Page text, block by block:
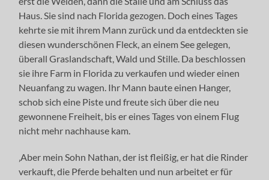
Haus. Sie sind nach Florida gezogen. Doch eines Tages
kehrte sie mit ihrem Mann zurück und da entdeckten sie
diesen wunderschönen Fleck, an einem See gelegen,
überall Graslandschaft, Wald und Stille. Da beschlossen
sie ihre Farm in Florida zu verkaufen und wieder einen
Neuanfang zu wagen. Ihr Mann baute einen Hanger,
schob sich eine Piste und freute sich über die neu
gewonnene Freiheit, bis er eines Tages von einem Flug
nicht mehr nachhause kam.
‚Aber mein Sohn Nathan, der ist fleißig, er hat die Rinder
verkauft, die Pferde behalten und nun arbeitet er für